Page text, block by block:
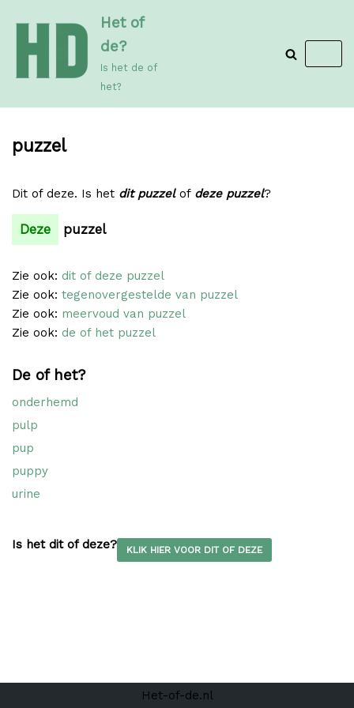
de
inhoud
Het of
de?
Is het de of
het?
puzzel
Dit of deze. Is het dit puzzelof deze puzzel?
Deze puzzel
Zie ook: dit of deze puzzel
Zie ook: tegenovergestelde van puzzel
Zie ook: meervoud van puzzel
Zie ook: de of het puzzel
De of het?
onderhemd
pulp
pup
puppy
urine
Is het dit of deze? KLIK HIER VOOR DIT OF DEZE
Het-of-de.nl